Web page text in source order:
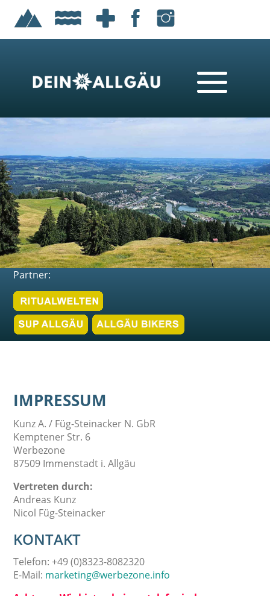
Partner:
IMPRESSUM
Kunz A. / Füg-Steinacker N. GbR
Kemptener Str. 6
Werbezone
87509 Immenstadt i. Allgäu
Vertreten durch:
Andreas Kunz
Nicol Füg-Steinacker
KONTAKT
Telefon: +49 (0)8323-8082320
E-Mail: marketing@werbezone.info